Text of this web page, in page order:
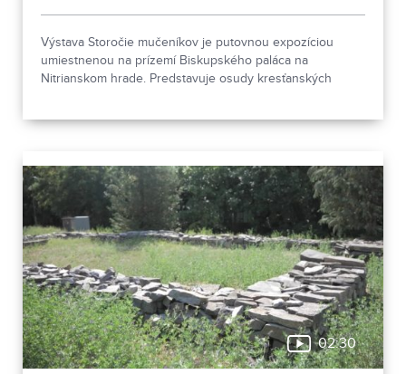
Výstava Storočie mučeníkov je putovnou expozíciou
umiestnenou na prízemí Biskupského paláca na
Nitrianskom hrade. Predstavuje osudy kresťanských
02:30